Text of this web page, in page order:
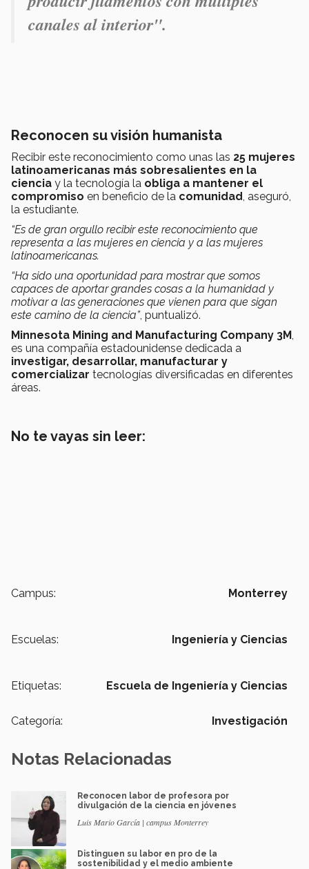
canales al interior".
Reconocen su visión humanista
Recibir este reconocimiento como unas las 25 mujeres
latinoamericanas más sobresalientes en la
ciencia y la tecnología la obliga a mantener el
compromiso en beneficio de la comunidad, aseguró,
la estudiante.
“Es de gran orgullo recibir este reconocimiento que
representa a las mujeres en ciencia y a las mujeres
latinoamericanas.
“Ha sido una oportunidad para mostrar que somos
capaces de aportar grandes cosas a la humanidad y
motivar a las generaciones que vienen para que sigan
este camino de la ciencia”, puntualizó.
Minnesota Mining and Manufacturing Company 3M,
es una compañía estadounidense dedicada a
investigar, desarrollar, manufacturar y
comercializar tecnologías diversificadas en diferentes
áreas.
No te vayas sin leer:
Campus: Monterrey
Escuelas: Ingeniería y Ciencias
Etiquetas: Escuela de Ingeniería y Ciencias
Categoría: Investigación
Notas Relacionadas
Reconocen labor de profesora por
divulgación de la ciencia en jóvenes
Luis Mario García | campus Monterrey
Distinguen su labor en pro de la
sostenibilidad y el medio ambiente